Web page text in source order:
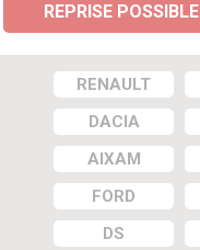
REPRISE POSSIBLE
RENAULT
DACIA
AIXAM
FORD
DS